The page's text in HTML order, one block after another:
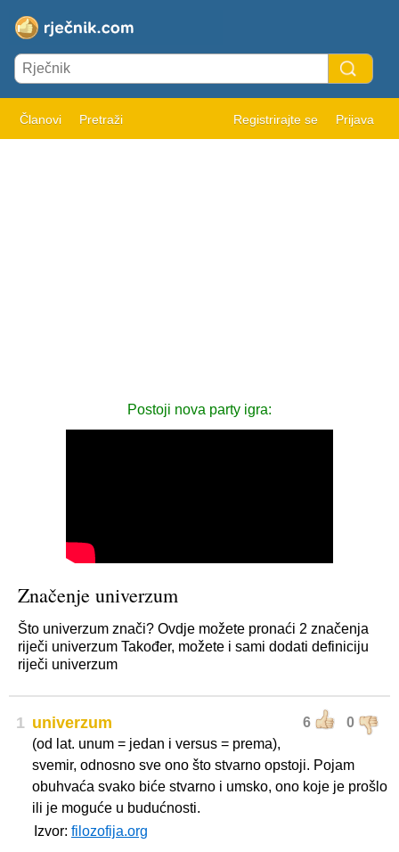
Članovi Pretraži Registrirajte se Prijava
Postoji nova party igra:
Značenje univerzum
Što univerzum znači? Ovdje možete pronaći 2 značenja
riječi univerzum Također, možete i sami dodati definiciju
riječi univerzum
1 6 0
univerzum
(od lat. unum = jedan i versus = prema),
svemir, odnosno sve ono što stvarno opstoji. Pojam
obuhvaća svako biće stvarno i umsko, ono koje je prošlo
ili je moguće u budućnosti.
Izvor: filozofija.org